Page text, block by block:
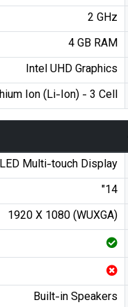
2 GHz
4 GB RAM
Intel UHD Graphics
Ion (Li-Ion) - 3 Cell
Multi-touch Display
14"
1920 X 1080 (WUXGA)
Built-in Speakers